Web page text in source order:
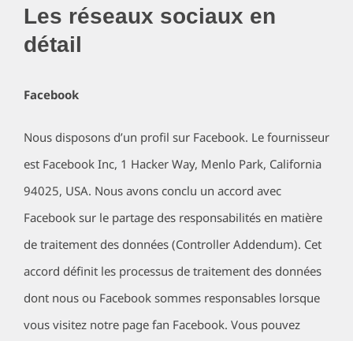
Les réseaux sociaux en
détail
Facebook
Nous disposons d’un profil sur Facebook. Le fournisseur
est Facebook Inc, 1 Hacker Way, Menlo Park, California
94025, USA. Nous avons conclu un accord avec
Facebook sur le partage des responsabilités en matière
de traitement des données (Controller Addendum). Cet
accord définit les processus de traitement des données
dont nous ou Facebook sommes responsables lorsque
vous visitez notre page fan Facebook. Vous pouvez